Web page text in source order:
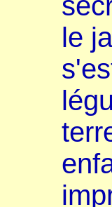
le